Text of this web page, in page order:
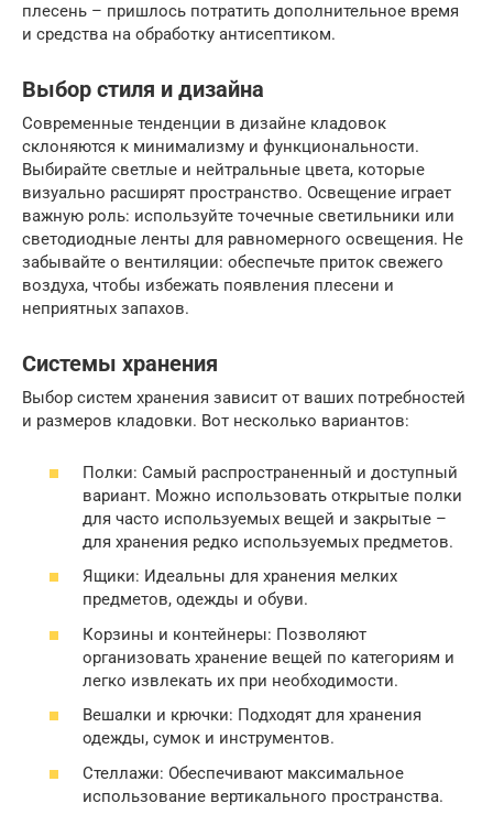
плесень – пришлось потратить дополнительное время
и средства на обработку антисептиком.
Выбор стиля и дизайна
Современные тенденции в дизайне кладовок
склоняются к минимализму и функциональности.
Выбирайте светлые и нейтральные цвета, которые
визуально расширят пространство. Освещение играет
важную роль: используйте точечные светильники или
светодиодные ленты для равномерного освещения. Не
забывайте о вентиляции: обеспечьте приток свежего
воздуха, чтобы избежать появления плесени и
неприятных запахов.
Системы хранения
Выбор систем хранения зависит от ваших потребностей
и размеров кладовки. Вот несколько вариантов:
Полки: Самый распространенный и доступный
вариант. Можно использовать открытые полки
для часто используемых вещей и закрытые –
для хранения редко используемых предметов.
Ящики: Идеальны для хранения мелких
предметов, одежды и обуви.
Корзины и контейнеры: Позволяют
организовать хранение вещей по категориям и
легко извлекать их при необходимости.
Вешалки и крючки: Подходят для хранения
одежды, сумок и инструментов.
Стеллажи: Обеспечивают максимальное
использование вертикального пространства.